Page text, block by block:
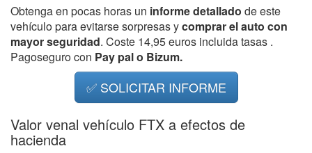
Obtenga en pocas horas un informe detallado de este
vehículo para evitarse sorpresas ycomprar el auto con
mayor seguridad. Coste 14,95 euros incluida tasas .
Pagoseguro con Pay pal o Bizum.
✅ SOLICITAR INFORME
Valor venal vehículo FTX a efectos de
hacienda